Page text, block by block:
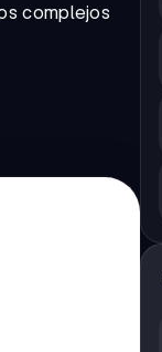
complejos